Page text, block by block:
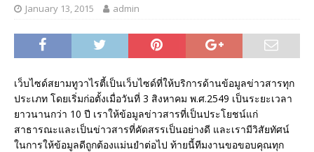
January 13, 2015 admin
เว็บไซด์สยามทูวาไรตี้เป็นเว็บไซด์ที่ให้บริการด้านข้อมูลข่าวสารทุก
ประเภท โดยเริ่มก่อตั้งเมื่อวันที่ 3 สิงหาคม พ.ศ.2549 เป็นระยะเวลา
ยาวนานกว่า 10 ปี เราให้ข้อมูลข่าวสารที่เป็นประโยชน์แก่
สาธารณะและเป็นข่าวสารที่คัดสรรเป็นอย่างดี และเรามีวิสัยทัศน์
ในการให้ข้อมูลดีถูกต้องแม่นยำต่อไป ท้ายนี้ทีมงานขอขอบคุณทุก